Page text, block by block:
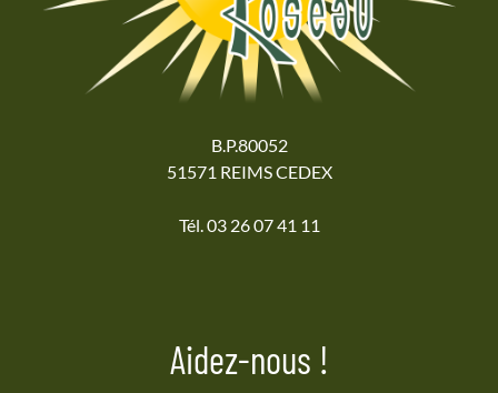
B.P.80052
51571 REIMS CEDEX
Tél. 03 26 07 41 11
Aidez-nous !